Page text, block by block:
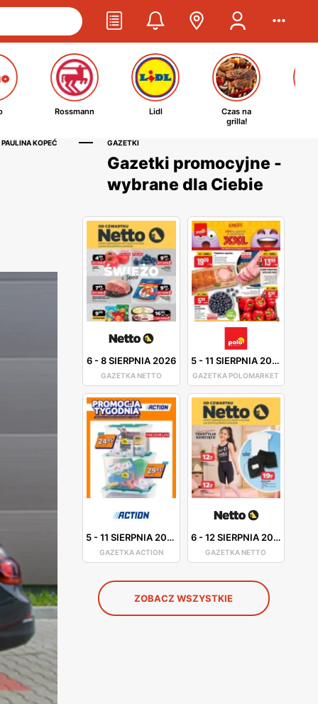
Rossmann Lidl
Czas na
grilla!
KOPEĆ GAZETKI
Gazetki promocyjne -
wybrane dla Ciebie
6-8 SIERPNIA 2026
GAZETKA NETTO
5-11 SIERPNIA 2026
GAZETKA POLOMARKET
5-11 SIERPNIA 2026
GAZETKA ACTION
6-12 SIERPNIA 2026
GAZETKA NETTO
ZOBACZ WSZYSTKIE